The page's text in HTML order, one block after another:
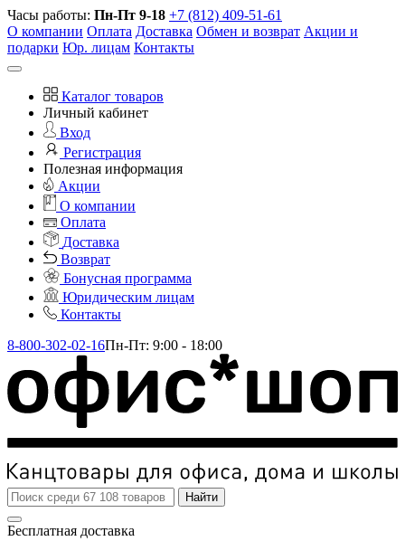
Часы работы: Пн-Пт 9-18 +7 (812) 409-51-61
О компании Оплата Доставка Обмен и возврат Акции и
подарки Юр. лицам Контакты
Каталог товаров
Личный кабинет
Вход
Регистрация
Полезная информация
Акции
О компании
Оплата
Доставка
Возврат
Бонусная программа
Юридическим лицам
Контакты
8-800-302-02-16Пн-Пт: 9:00 - 18:00
Найти
Бесплатная доставка